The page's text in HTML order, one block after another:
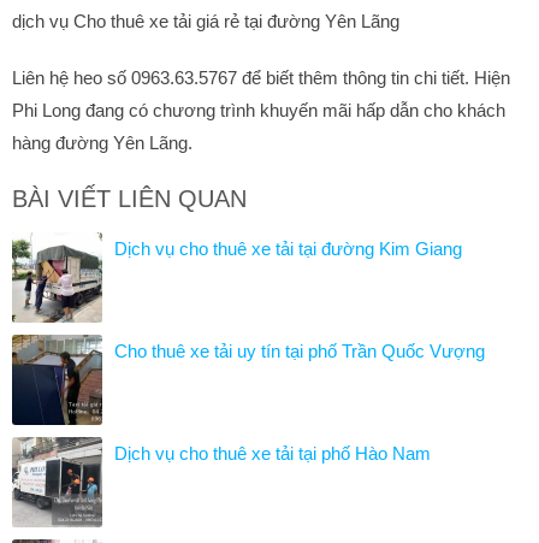
dịch vụ Cho thuê xe tải giá rẻ tại đường Yên Lãng
Liên hệ heo số 0963.63.5767 để biết thêm thông tin chi tiết. Hiện
Phi Long đang có chương trình khuyến mãi hấp dẫn cho khách
hàng đường Yên Lãng.
BÀI VIẾT LIÊN QUAN
Dịch vụ cho thuê xe tải tại đường Kim Giang
Cho thuê xe tải uy tín tại phố Trần Quốc Vượng
Dịch vụ cho thuê xe tải tại phố Hào Nam